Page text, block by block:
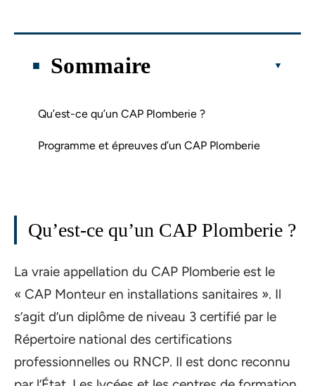
Sommaire
Qu’est-ce qu’un CAP Plomberie ?
Programme et épreuves d’un CAP Plomberie
Qu’est-ce qu’un CAP Plomberie ?
La vraie appellation du CAP Plomberie est le
« CAP Monteur en installations sanitaires ». Il
s’agit d’un diplôme de niveau 3 certifié par le
Répertoire national des certifications
professionnelles ou RNCP. Il est donc reconnu